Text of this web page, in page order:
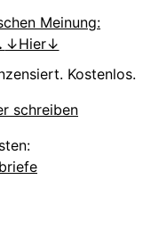
Meinung:
↓Hier↓
Kostenlos.
schreiben